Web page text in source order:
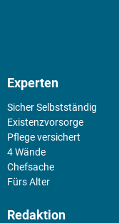
Experten
Sicher Selbstständig
Existenz­vorsorge
Pflege versichert
4 Wände
Chefsache
Fürs Alter
Redaktion